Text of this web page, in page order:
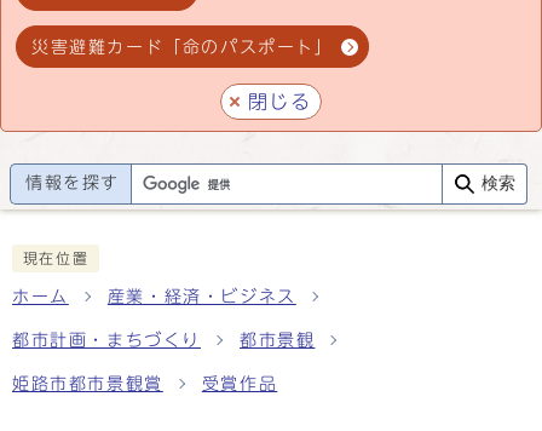
災害避難カード「命のパスポート」
閉じる
情報を探す 検索
現在位置
ホーム 産業・経済・ビジネス
都市計画・まちづくり 都市景観
姫路市都市景観賞 受賞作品